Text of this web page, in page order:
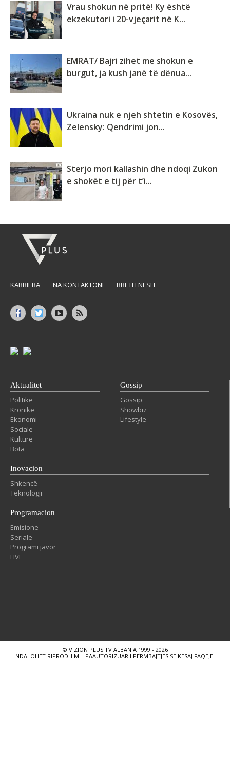
Vrau shokun në pritë! Ky është
ekzekutori i 20-vjeçarit në K...
EMRAT/ Bajri zihet me shokun e
burgut, ja kush janë të dënua...
Ukraina nuk e njeh shtetin e Kosovës,
Zelensky: Qendrimi jon...
Sterjo mori kallashin dhe ndoqi Zukon
e shokët e tij për t’i...
KARRIERA NA KONTAKTONI RRETH NESH
Aktualitet
Politike
Kronike
Ekonomi
Sociale
Kulture
Bota
Gossip
Gossip
Showbiz
Lifestyle
Inovacion
Shkencë
Teknologji
Programacion
Emisione
Seriale
Programi javor
LIVE
© VIZION PLUS TV ALBANIA 1999 - 2026
NDALOHET RIPRODHIMI I PAAUTORIZUAR I PERMBAJTJES SE KESAJ FAQEJE.